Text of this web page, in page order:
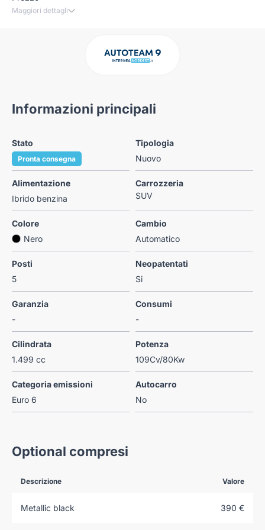
Maggiori dettagli
Informazioni principali
Stato
Pronta consegna
Tipologia
Nuovo
Alimentazione
Ibrido benzina
Carrozzeria
SUV
Colore
Nero
Cambio
Automatico
Posti
5
Neopatentati
Si
Garanzia
-
Consumi
-
Cilindrata
1.499 cc
Potenza
109Cv/80Kw
Categoria emissioni
Euro 6
Autocarro
No
Optional compresi
Descrizione Valore
Metallic black 390 €